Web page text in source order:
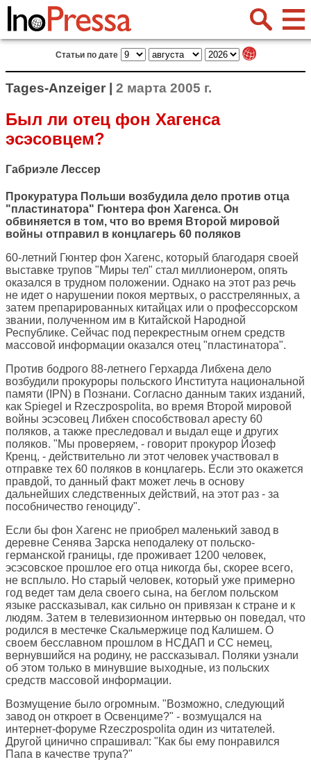
Статьи по дате
Tages-Anzeiger | 2 марта 2005 г.
Был ли отец фон Хагенса
эсэсовцем?
Габриэле Лессер
Прокуратура Польши возбудила дело против отца
"пластинатора" Гюнтера фон Хагенса. Он
обвиняется в том, что во время Второй мировой
войны отправил в концлагерь 60 поляков
60-летний Гюнтер фон Хагенс, который благодаря своей
выставке трупов "Миры тел" стал миллионером, опять
оказался в трудном положении. Однако на этот раз речь
не идет о нарушении покоя мертвых, о расстрелянных, а
затем препарированных китайцах или о профессорском
звании, полученном им в Китайской Народной
Республике. Сейчас под перекрестным огнем средств
массовой информации оказался отец "пластинатора".
Против бодрого 88-летнего Герхарда Либхена дело
возбудили прокуроры польского Института национальной
памяти (IPN) в Познани. Согласно данным таких изданий,
как Spiegel и Rzeczpospolita, во время Второй мировой
войны эсэсовец Либхен способствовал аресту 60
поляков, а также преследовал и выдал еще и других
поляков. "Мы проверяем, - говорит прокурор Йозеф
Кренц, - действительно ли этот человек участвовал в
отправке тех 60 поляков в концлагерь. Если это окажется
правдой, то данный факт может лечь в основу
дальнейших следственных действий, на этот раз - за
пособничество геноциду".
Если бы фон Хагенс не приобрел маленький завод в
деревне Сенява Зарска неподалеку от польско-
германской границы, где проживает 1200 человек,
эсэсовское прошлое его отца никогда бы, скорее всего,
не всплыло. Но старый человек, который уже примерно
год ведет там дела своего сына, на беглом польском
языке рассказывал, как сильно он привязан к стране и к
людям. Затем в телевизионном интервью он поведал, что
родился в местечке Скальмержице под Калишем. О
своем бесславном прошлом в НСДАП и СС немец,
вернувшийся на родину, не рассказывал. Поляки узнали
об этом только в минувшие выходные, из польских
средств массовой информации.
Возмущение было огромным. "Возможно, следующий
завод он откроет в Освенциме?" - возмущался на
интернет-форуме Rzeczpospolita один из читателей.
Другой цинично спрашивал: "Как бы ему понравился
Папа в качестве трупа?"